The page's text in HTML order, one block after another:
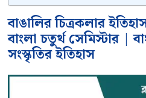
বাঙালির চিত্রকলার
বাংলা চতুর্থ সেমিস্টার |
সংস্কৃতির ইতিহাস